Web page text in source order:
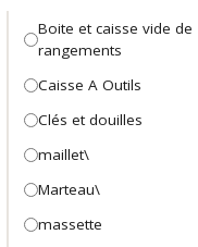
Boite et caisse vide de
rangements
Caisse A Outils
Clés et douilles
maillet\
Marteau\
massette